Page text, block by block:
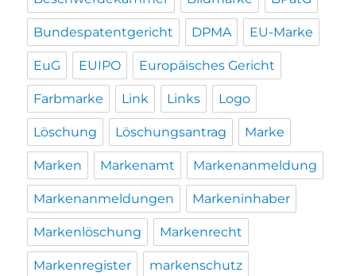
Bundespatentgericht DPMA EU-Marke
EuG EUIPO Europäisches Gericht
Farbmarke Link Links Logo
Löschung Löschungsantrag Marke
Marken Markenamt Markenanmeldung
Markenanmeldungen Markeninhaber
Markenlöschung Markenrecht
Markenregister markenschutz